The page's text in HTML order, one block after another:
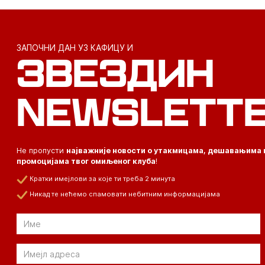
ЗАПОЧНИ ДАН УЗ КАФИЦУ И
ЗВЕЗДИН
Не пропусти најважније новости о утакмицама, дешавањима
промоцијама твог омиљеног клуба!
Кратки имејлови за које ти треба 2 минута
Никад те нећемо спамовати небитним информацијама
Email
Email